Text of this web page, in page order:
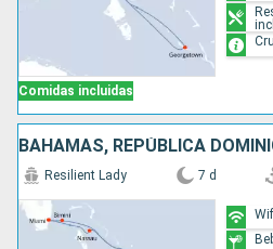
Comidas incluidas
Resilient Lady 7 d